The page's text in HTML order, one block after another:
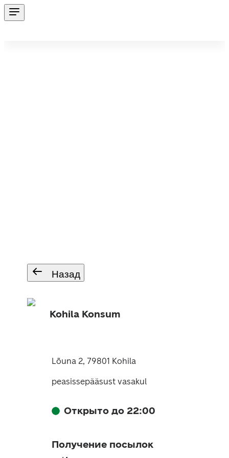
Назад
Kohila Konsum
Lõuna 2, 79801 Kohila
peasissepääsust vasakul
Открыто до 22:00
Получение посылок